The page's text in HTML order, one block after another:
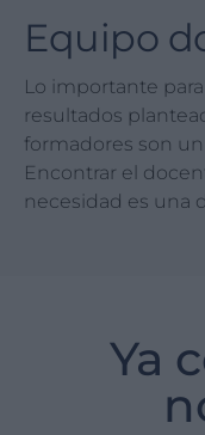
Equipo
Lo importante
resultados
formadores son un
Encontrar el
necesidad es una
Ya